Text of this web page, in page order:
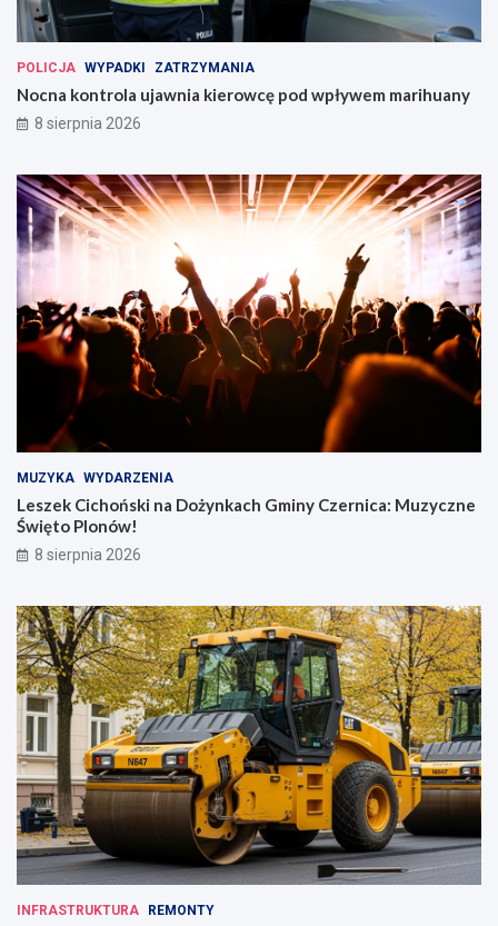
POLICJA WYPADKI ZATRZYMANIA
Nocna kontrola ujawnia kierowcę pod wpływem marihuany
8 sierpnia 2026
MUZYKA WYDARZENIA
Leszek Cichoński na Dożynkach Gminy Czernica: Muzyczne
Święto Plonów!
8 sierpnia 2026
INFRASTRUKTURA REMONTY